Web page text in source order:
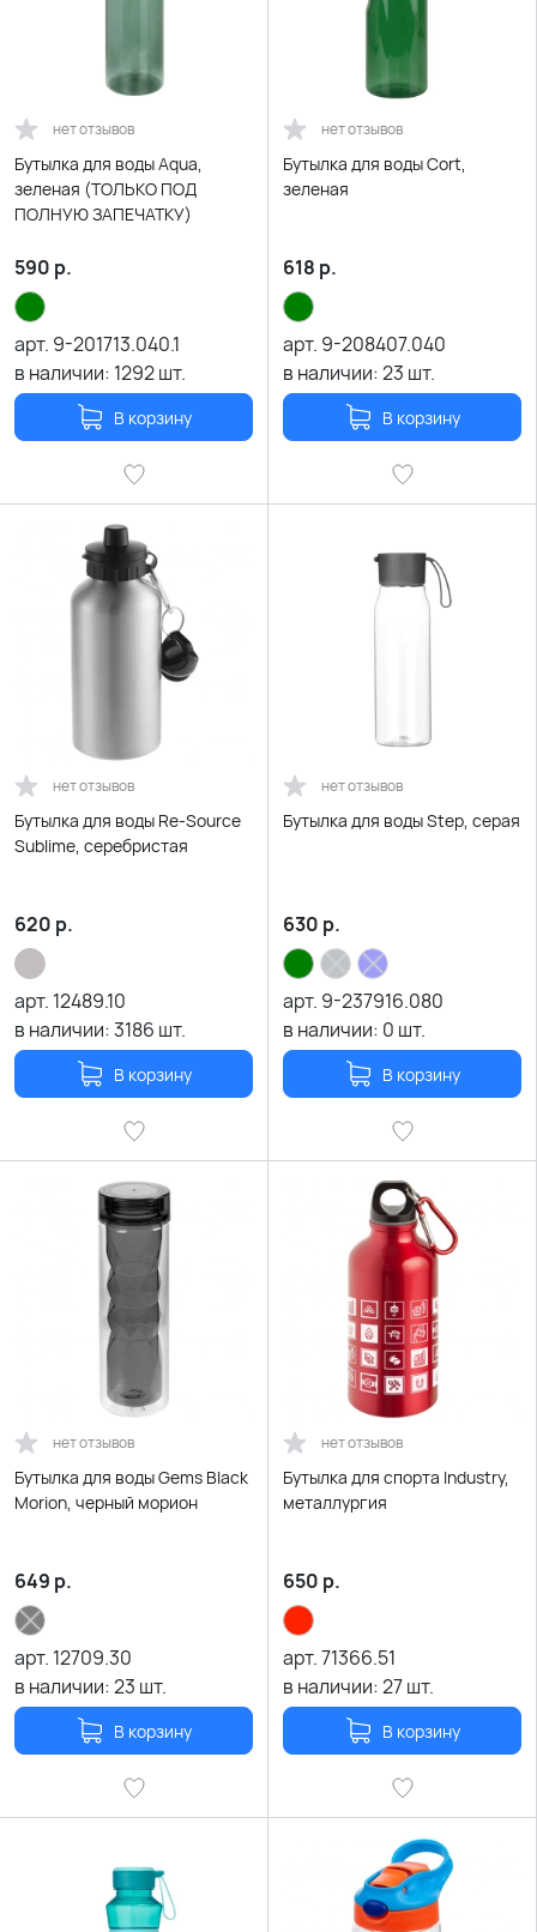
нет отзывов
Бутылка для воды Aqua,
зеленая (ТОЛЬКО ПОД
ПОЛНУЮ ЗАПЕЧАТКУ)
590 р.
арт. 9-201713.040.1
в наличии: 1292шт.
В корзину
нет отзывов
Бутылка для воды Cort,
зеленая
618 р.
арт. 9-208407.040
в наличии:23 шт.
В корзину
нет отзывов
Бутылка для воды Re-Source
Sublime, серебристая
620 р.
арт. 12489.10
в наличии:3186 шт.
В корзину
нет отзывов
Бутылка для воды Step, серая
630 р.
арт. 9-237916.080
в наличии: 0 шт.
В корзину
нет отзывов
Бутылка для воды Gems Black
Morion, черный морион
649 р.
арт. 12709.30
в наличии:23 шт.
В корзину
нет отзывов
Бутылка для спорта Industry,
металлургия
650 р.
арт.71366.51
в наличии:27шт.
В корзину